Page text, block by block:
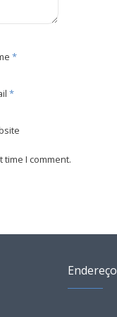
*
*
I comment.
Endereço